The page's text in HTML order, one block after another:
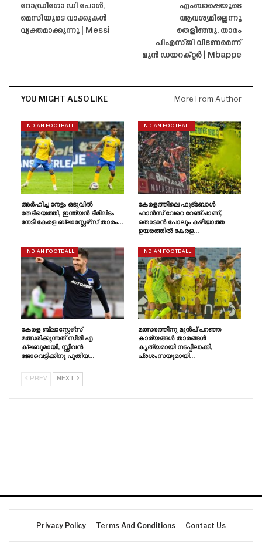
റോഡ്രിഗോ ഡി പോൾ,
മെസിയുടെ വാക്കുകൾ
വ്യക്തമാക്കുന്നു | Messi
എംബാപ്പെയുടെ
ആവശ്യമില്ലെന്നു
തെളിഞ്ഞു, താരം
പിഎസ്‌ജി വിടണമെന്ന്
മുൻ ഡയറക്റ്റർ | Mbappe
YOU MIGHT ALSO LIKE More From Author
INDIAN FOOTBALL
അർഹിച്ച നേട്ടം ഒടുവിൽ
തേടിയെത്തി, ഇന്ത്യൻ ടീമിലിടം
നേടി കേരള ബ്ലാസ്റ്റേഴ്‌സ് താരം…
INDIAN FOOTBALL
കേരളത്തിലെ ഫുട്ബോൾ
ഫാൻസ്‌ വേറെ റേഞ്ചാണ്,
തൊടാൻ പോലും കഴിയാത്ത
ഉയരത്തിൽ കേരള…
INDIAN FOOTBALL
കേരള ബ്ലാസ്റ്റേഴ്‌സ്
മത്സരിക്കുന്നത് സീരി എ
ക്ലബുമായി, സ്റ്റീവൻ
ജോവെട്ടിക്കിനു പുതിയ…
INDIAN FOOTBALL
മത്സരത്തിനു മുൻപ് പറഞ്ഞ
കാര്യങ്ങൾ താരങ്ങൾ
കൃത്യമായി നടപ്പിലാക്കി,
പ്രശംസയുമായി…
PREV NEXT
Privacy Policy Terms And Conditions Contact Us